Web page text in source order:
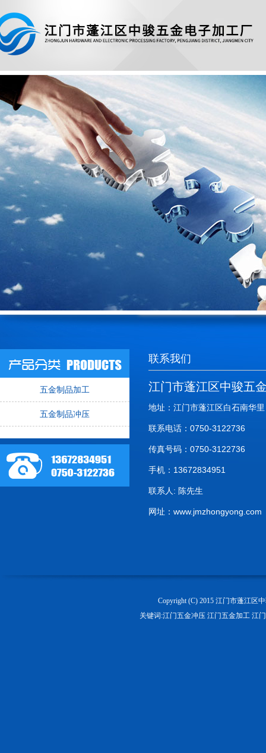
五金制品加工
五金制品冲压
联系我们
江门市蓬江区中骏五
地址：江门市蓬江区白石南华里
联系电话：0750-3122736
传真号码：0750-3122736
手机：13672834951
联系人: 陈先生
网址： www.jmzhongyong.com
Copyright (C) 2015 江门市蓬江
关键词:江门五金冲压 江门五金加工 江